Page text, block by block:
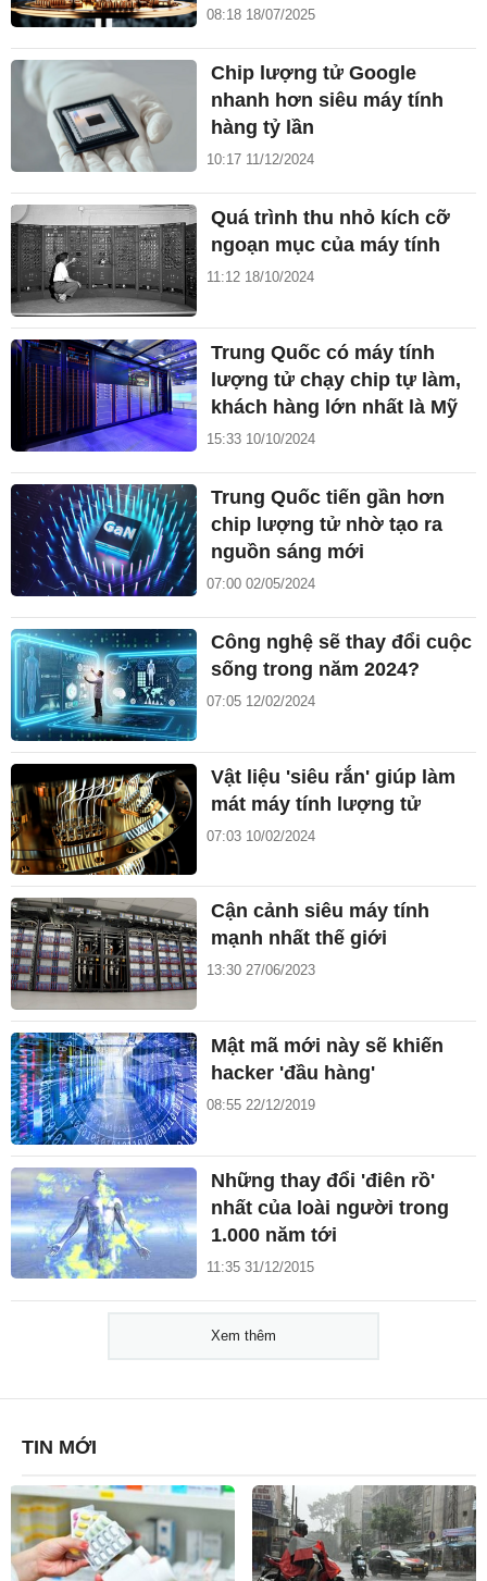
08:18 18/07/2025
Chip lượng tử Google
nhanh hơn siêu máy tính
hàng tỷ lần
10:17 11/12/2024
Quá trình thu nhỏ kích cỡ
ngoạn mục của máy tính
11:12 18/10/2024
Trung Quốc có máy tính
lượng tử chạy chip tự làm,
khách hàng lớn nhất là Mỹ
15:33 10/10/2024
Trung Quốc tiến gần hơn
chip lượng tử nhờ tạo ra
nguồn sáng mới
07:00 02/05/2024
Công nghệ sẽ thay đổi cuộc
sống trong năm 2024?
07:05 12/02/2024
Vật liệu 'siêu rắn' giúp làm
mát máy tính lượng tử
07:03 10/02/2024
Cận cảnh siêu máy tính
mạnh nhất thế giới
13:30 27/06/2023
Mật mã mới này sẽ khiến
hacker 'đầu hàng'
08:55 22/12/2019
Những thay đổi 'điên rồ'
nhất của loài người trong
1.000 năm tới
11:35 31/12/2015
Xem thêm
TIN MỚI